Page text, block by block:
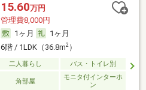
15.60万円
管理費8,000円
1ヶ月
1ヶ月
6階 / 1LDK（36.8m2）
二人暮らし バス・トイレ別
角部屋
モニタ付インターホ
ン